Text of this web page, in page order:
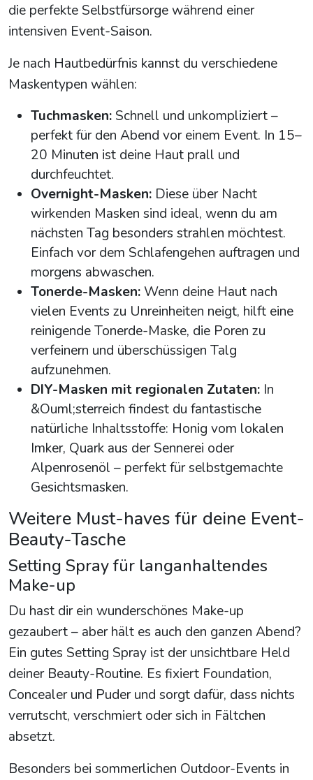
die perfekte Selbstfürsorge während einer
intensiven Event-Saison.
Je nach Hautbedürfnis kannst du verschiedene
Maskentypen wählen:
Tuchmasken: Schnell und unkompliziert –
perfekt für den Abend vor einem Event. In 15–
20 Minuten ist deine Haut prall und
durchfeuchtet.
Overnight-Masken: Diese über Nacht
wirkenden Masken sind ideal, wenn du am
nächsten Tag besonders strahlen möchtest.
Einfach vor dem Schlafengehen auftragen und
morgens abwaschen.
Tonerde-Masken:Wenn deine Haut nach
vielen Events zu Unreinheiten neigt, hilft eine
reinigende Tonerde-Maske, die Poren zu
verfeinern und überschüssigen Talg
aufzunehmen.
DIY-Masken mit regionalen Zutaten: In
&Ouml;sterreich findest du fantastische
natürliche Inhaltsstoffe: Honig vom lokalen
Imker, Quark aus der Sennerei oder
Alpenrosenöl – perfekt für selbstgemachte
Gesichtsmasken.
Weitere Must-haves für deine Event-
Beauty-Tasche
Setting Spray für langanhaltendes
Make-up
Du hast dir ein wunderschönes Make-up
gezaubert – aber hält es auch den ganzen Abend?
Ein gutes Setting Spray ist der unsichtbare Held
deiner Beauty-Routine. Es fixiert Foundation,
Concealer und Puder und sorgt dafür, dass nichts
verrutscht, verschmiert oder sich in Fältchen
absetzt.
Besonders bei sommerlichen Outdoor-Events in